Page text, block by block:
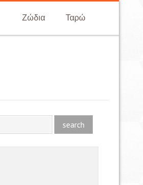
Ζώδια Ταρώ
search